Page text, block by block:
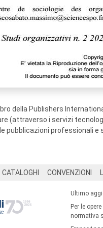
della Publishers
(attraverso i servizi
pubblicazioni professionali e
CATALOGHI CONVENZIONI
Ultimo
Per le
normativa